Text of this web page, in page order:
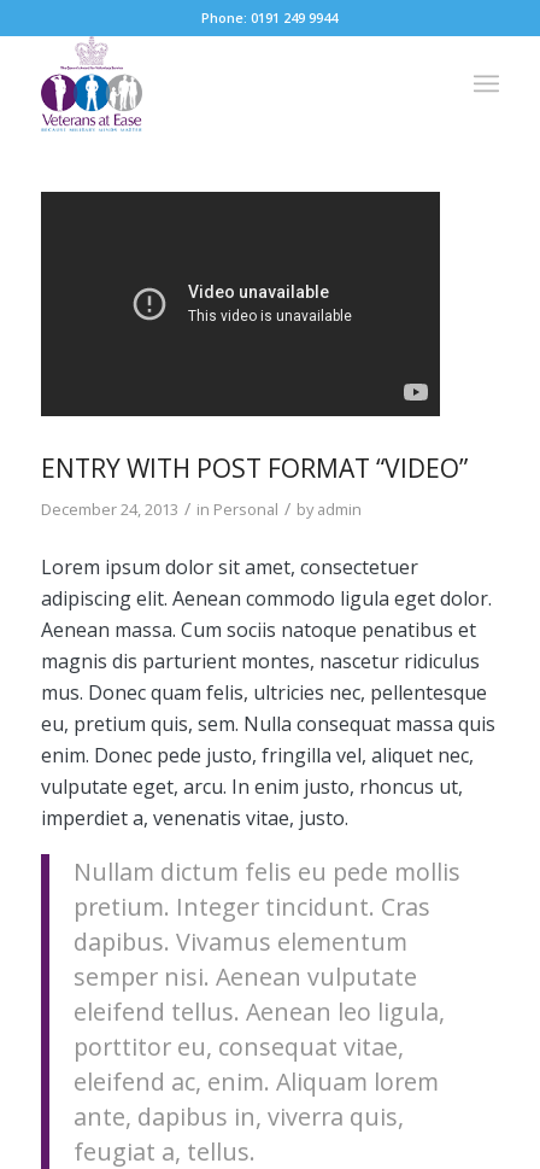
Phone: 0191 249 9944
ENTRY WITH POST FORMAT “VIDEO”
December 24, 2013 / in Personal / byadmin
Lorem ipsum dolor sit amet, consectetuer
adipiscing elit. Aenean commodo ligula eget dolor.
Aenean massa. Cum sociis natoque penatibus et
magnis dis parturient montes, nascetur ridiculus
mus. Donec quam felis, ultricies nec, pellentesque
eu, pretium quis, sem. Nulla consequat massa quis
enim. Donec pede justo, fringilla vel, aliquet nec,
vulputate eget, arcu. In enim justo, rhoncus ut,
imperdiet a, venenatis vitae, justo.
Nullam dictum felis eu pede mollis
pretium. Integer tincidunt. Cras
dapibus. Vivamus elementum
semper nisi. Aenean vulputate
eleifend tellus. Aenean leo ligula,
porttitor eu, consequat vitae,
eleifend ac, enim. Aliquam lorem
ante, dapibus in, viverra quis,
feugiat a, tellus.